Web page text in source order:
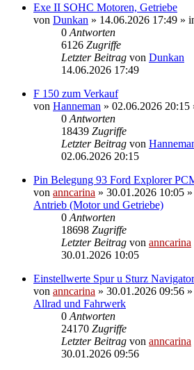
Exe II SOHC Motoren, Getriebe
von Dunkan » 14.06.2026 17:49 »
0 Antworten
6126 Zugriffe
Letzter Beitrag von Dunkan
14.06.2026 17:49
F 150 zum Verkauf
von Hanneman » 02.06.2026 20:15
0 Antworten
18439 Zugriffe
Letzter Beitrag von
02.06.2026 20:15
Pin Belegung 93 Ford Explorer
von anncarina » 30.01.2026 10:05
Antrieb (Motor und Getriebe)
0 Antworten
18698 Zugriffe
Letzter Beitrag von anncarina
30.01.2026 10:05
Einstellwerte Spur u Sturz
von anncarina » 30.01.2026 09:56
Allrad und Fahrwerk
0 Antworten
24170 Zugriffe
Letzter Beitrag von anncarina
30.01.2026 09:56